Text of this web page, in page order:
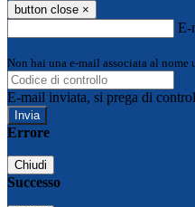
button close ×
E-
Non hai una e-mail associata al
E-mail inviata, si prega di
Errore
Chiudi
Successo